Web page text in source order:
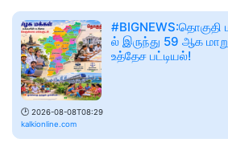
🕑 2026-08-08T08:29
kalkionline.com
ல் இருந்து 59 ஆக
உத்தேச பட்டியல்!